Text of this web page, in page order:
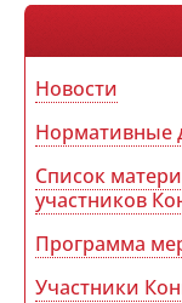
Новости
Нормативные
Список
участников
Программа
Участники